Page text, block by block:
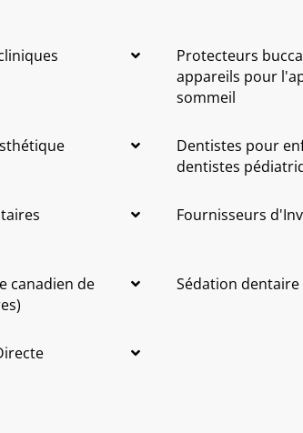
Protecteurs
appareils pour
sommeil
Dentistes pour
dentistes
Fournisseurs
canadien de
Sédation dentaire